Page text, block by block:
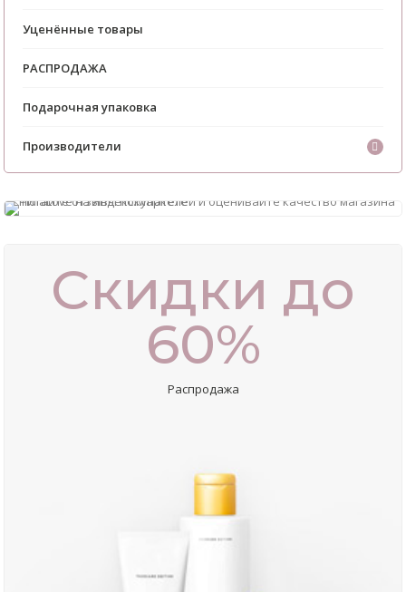
Уценённые товары
РАСПРОДАЖА
Подарочная упаковка
Производители
Скидки до
60%
Распродажа